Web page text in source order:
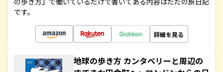
です。
詳細を見る
地球の歩き方 カンタベリーと周辺の